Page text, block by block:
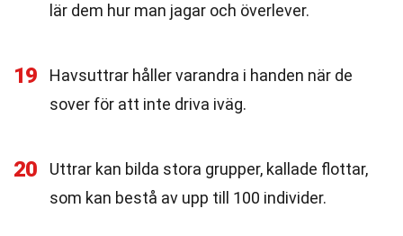
lär dem hur man jagar och överlever.
19
Havsuttrar håller varandra i handen när de
sover för att inte driva iväg.
20
Uttrar kan bilda stora grupper, kallade flottar,
som kan bestå av upp till 100 individer.